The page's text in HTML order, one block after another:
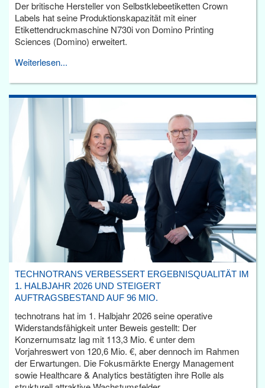
Der britische Hersteller von Selbstklebeetiketten Crown
Labels hat seine Produktionskapazität mit einer
Etikettendruckmaschine N730i von Domino Printing
Sciences (Domino) erweitert.
Weiterlesen...
TECHNOTRANS VERBESSERT ERGEBNISQUALITÄT IM
1. HALBJAHR 2026 UND STEIGERT
AUFTRAGSBESTAND AUF 96 MIO.
technotrans hat im 1. Halbjahr 2026 seine operative
Widerstandsfähigkeit unter Beweis gestellt: Der
Konzernumsatz lag mit 113,3 Mio. € unter dem
Vorjahreswert von 120,6 Mio. €, aber dennoch im Rahmen
der Erwartungen. Die Fokusmärkte Energy Management
sowie Healthcare & Analytics bestätigten ihre Rolle als